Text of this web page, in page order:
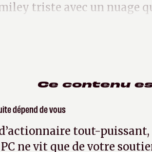
triste avec un nuage
Ce contenu
dépend de vous
tout-puissant,
ne vit que de votre